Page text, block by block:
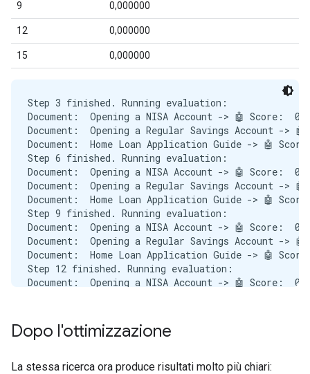
Step 3 finished. Running evaluation:
Document:  Opening a NISA Account -> 🤖 Score:
Document:  Opening a Regular Savings Account ->
Document:  Home Loan Application Guide -> 🤖
Step 6 finished. Running evaluation:
Document:  Opening a NISA Account -> 🤖 Score:
Document:  Opening a Regular Savings Account ->
Document:  Home Loan Application Guide -> 🤖
Step 9 finished. Running evaluation:
Document:  Opening a NISA Account -> 🤖 Score:
Document:  Opening a Regular Savings Account ->
Document:  Home Loan Application Guide -> 🤖
Step 12 finished. Running evaluation:
Document:  Opening a NISA Account -> 🤖 Score:
Step 15 finished. Running evaluation:
Document:  Opening a NISA Account -> 🤖 Score:
Document:  Home Loan Application Guide -> 🤖
Dopo l'ottimizzazione
La stessa ricerca ora produce risultati molto più chiari: